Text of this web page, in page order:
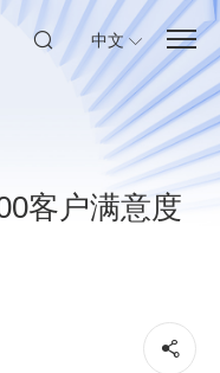
中文
客户满意度